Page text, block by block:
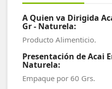
A Quien va Dirigida
Gr - Naturela:
Producto Alimenticio.
Presentación de Acai
Naturela:
Empaque por 60 Grs.